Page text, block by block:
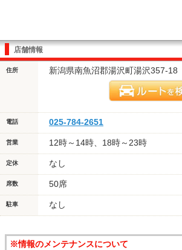
店舗情報
住所 新潟県南魚沼郡湯沢町湯沢357-18
電話 025-784-2651
営業 12時～14時、18時～23時
定休 なし
席数 50席
駐車 なし
※情報のメンテナンスについて